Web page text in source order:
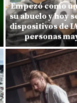
Empezó como
su abuelo y hoy
dispositivos de
personas